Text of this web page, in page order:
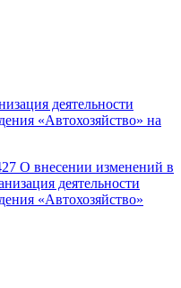
деятельности
«Автохозяйство» на
О внесении изменений в
деятельности
«Автохозяйство»